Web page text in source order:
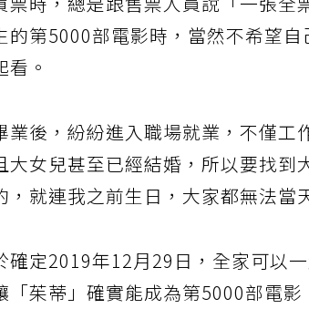
票時，總是跟售票人員說「一張全
的第5000部電影時，當然不希望
。
業後，紛紛進入職場就業，不僅
大女兒甚至已經結婚，所以要找
就連我之前生日，大家都無法當
確定2019年12月29日，全家可以
「茱蒂」確實能成為第5000部電